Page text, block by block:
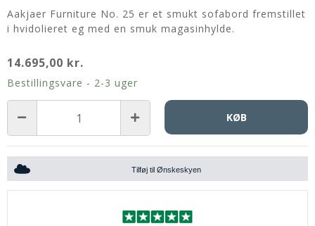
Aakjaer Furniture No. 25 er et smukt sofabord fremstillet
i hvidolieret eg med en smuk magasinhylde.
14.695,00 kr.
Bestillingsvare - 2-3 uger
KØB
Tilføj til Ønskeskyen